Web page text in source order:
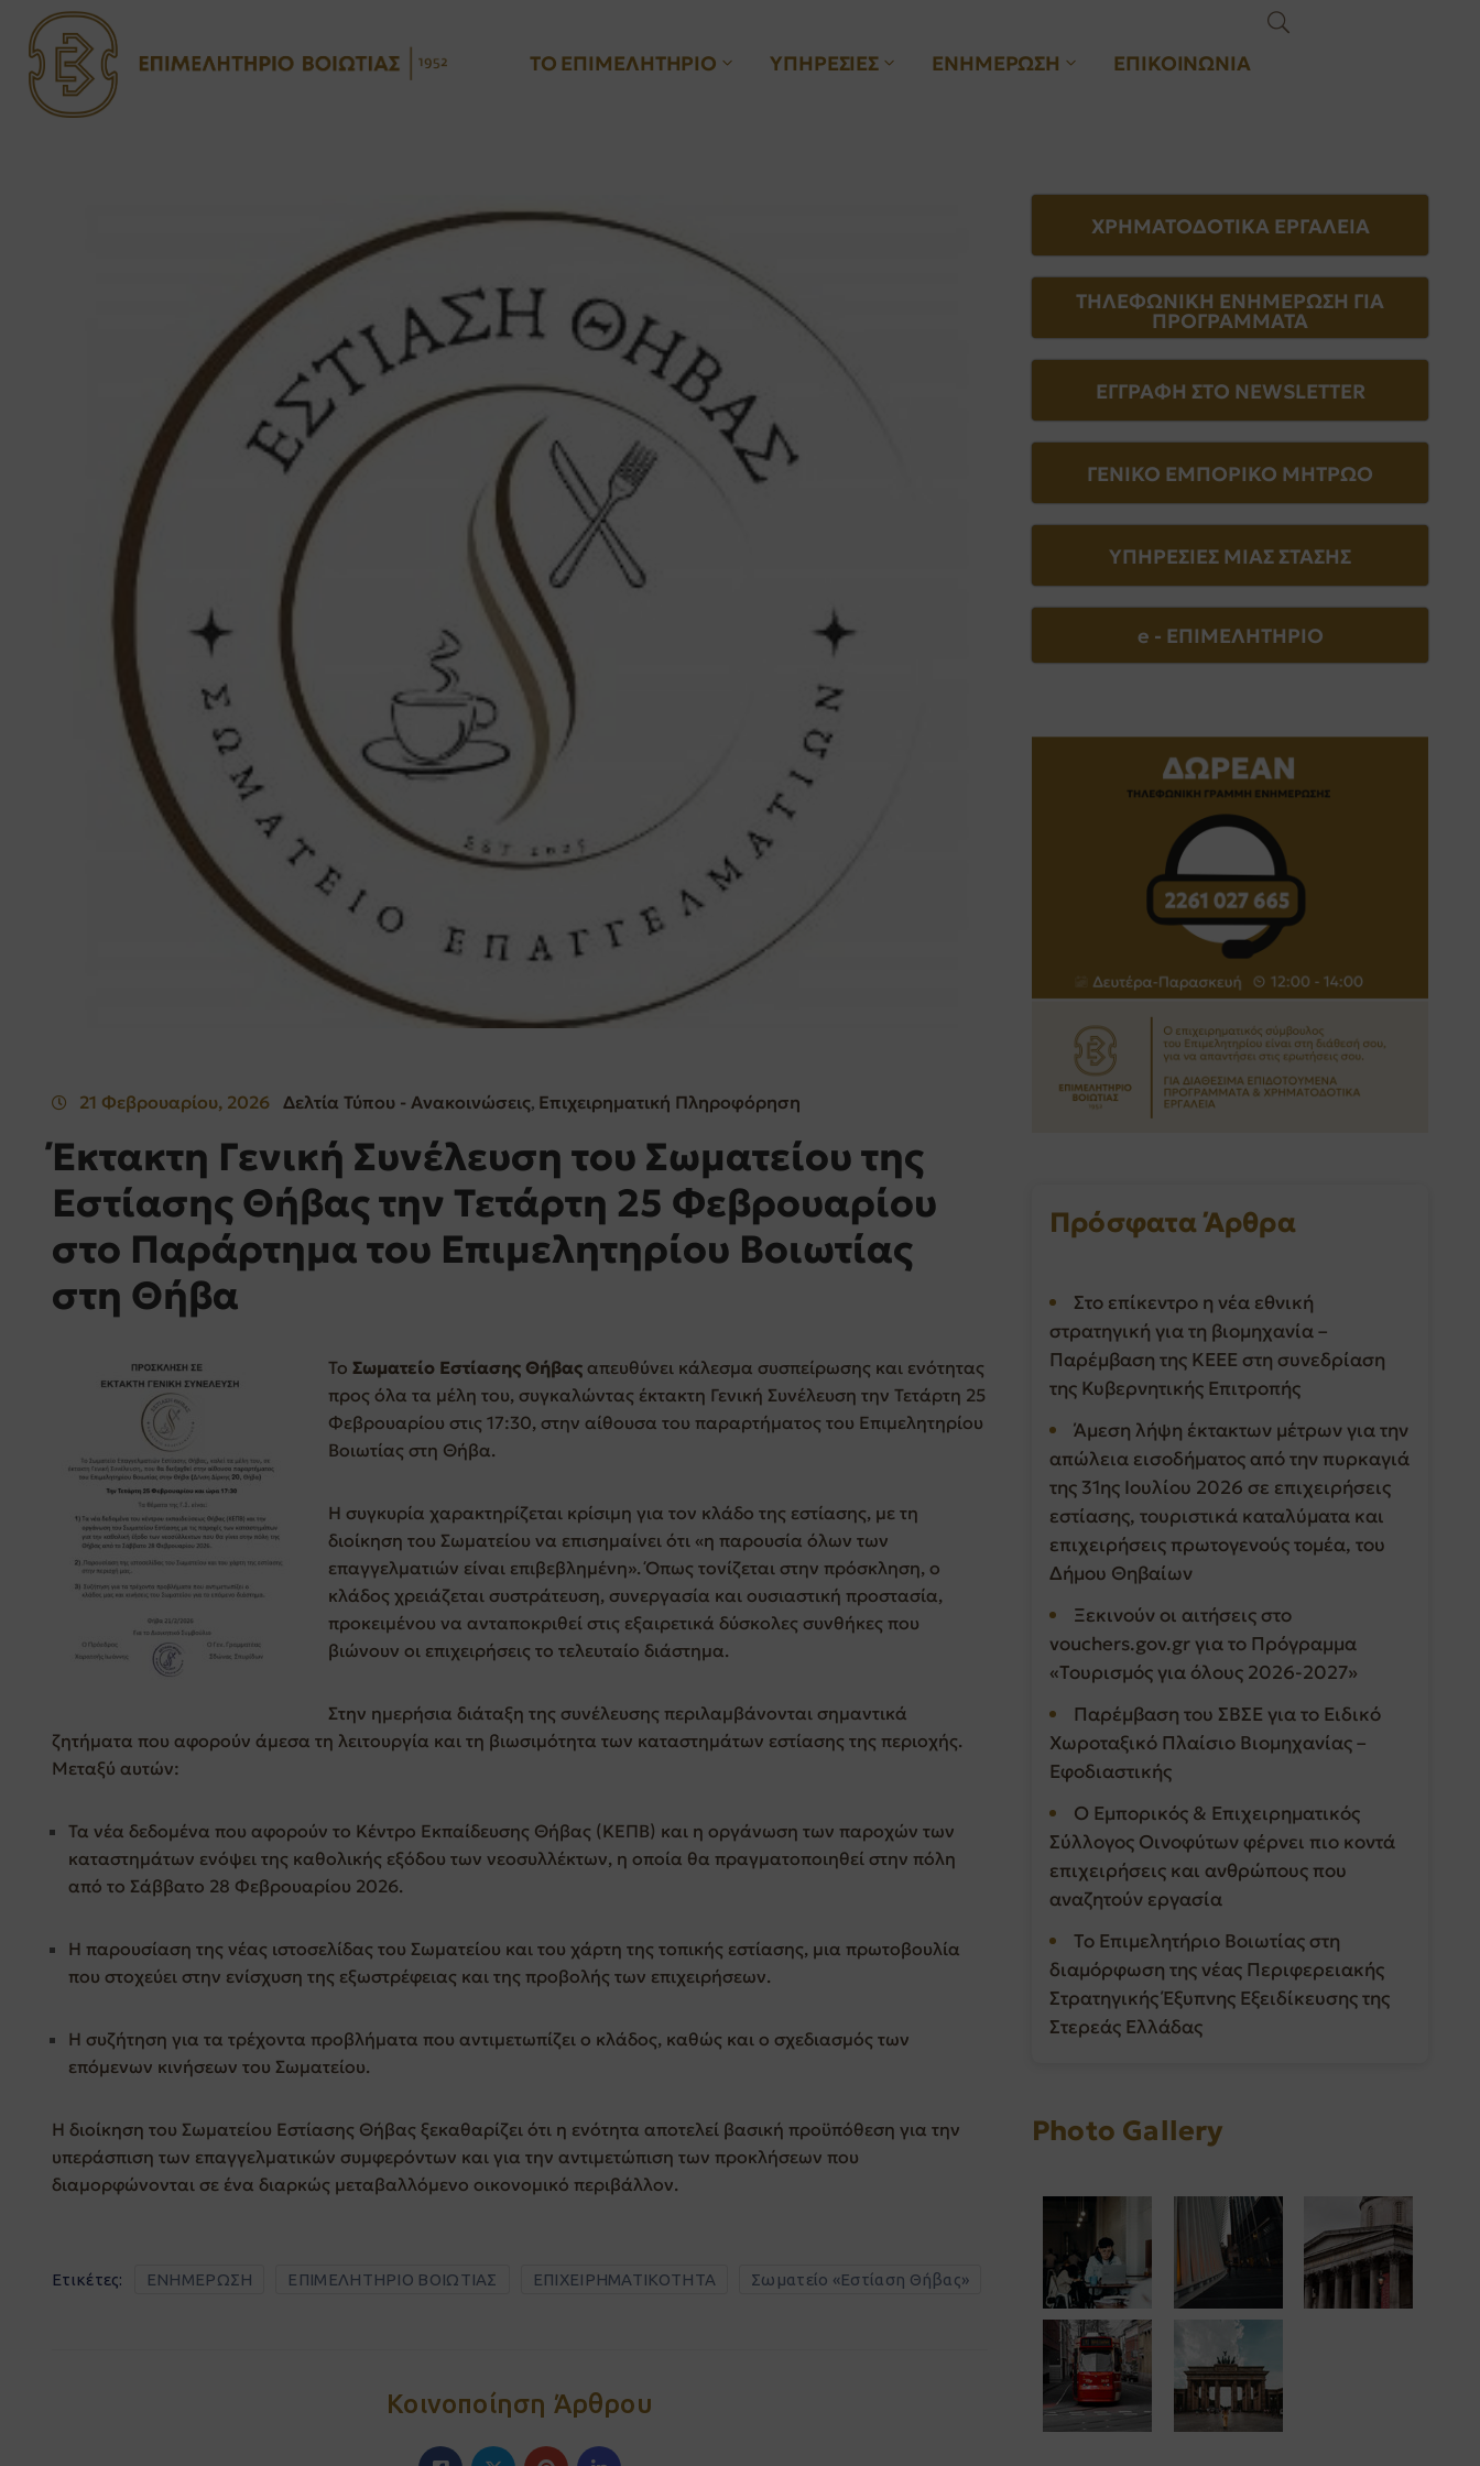
ΤΟ ΕΠΙΜΕΛΗΤΗΡΙΟ ΥΠΗΡΕΣΙΕΣ ΕΝΗΜΕΡΩΣΗ ΕΠΙΚΟΙΝΩΝΙΑ
21 Φεβρουαρίου, 2026 Δελτία Τύπου - Ανακοινώσεις‚ Επιχειρηματική Πληροφόρηση
Έκτακτη Γενική Συνέλευση του Σωματείου της
Εστίασης Θήβας την Τετάρτη 25 Φεβρουαρίου
στο Παράρτημα του Επιμελητηρίου Βοιωτίας
στη Θήβα
Το Σωματείο Εστίασης Θήβας απευθύνει κάλεσμα συσπείρωσης και ενότητας
προς όλα τα μέλη του, συγκαλώντας έκτακτη Γενική Συνέλευση την Τετάρτη 25
Φεβρουαρίου στις 17:30, στην αίθουσα του παραρτήματος του Επιμελητηρίου
Βοιωτίας στη Θήβα.
Η συγκυρία χαρακτηρίζεται κρίσιμη για τον κλάδο της εστίασης, με τη
διοίκηση του Σωματείου να επισημαίνει ότι «η παρουσία όλων των
επαγγελματιών είναι επιβεβλημένη». Όπως τονίζεται στην πρόσκληση, ο
κλάδος χρειάζεται συστράτευση, συνεργασία και ουσιαστική προστασία,
προκειμένου να ανταποκριθεί στις εξαιρετικά δύσκολες συνθήκες που
βιώνουν οι επιχειρήσεις το τελευταίο διάστημα.
Στην ημερήσια διάταξη της συνέλευσης περιλαμβάνονται σημαντικά
ζητήματα που αφορούν άμεσα τη λειτουργία και τη βιωσιμότητα των καταστημάτων εστίασης της περιοχής.
Μεταξύ αυτών:
Τα νέα δεδομένα που αφορούν το Κέντρο Εκπαίδευσης Θήβας (ΚΕΠΒ) και η οργάνωση των παροχών των
καταστημάτων ενόψει της καθολικής εξόδου των νεοσυλλέκτων, η οποία θα πραγματοποιηθεί στην πόλη
από το Σάββατο 28 Φεβρουαρίου 2026.
Η παρουσίαση της νέας ιστοσελίδας του Σωματείου και του χάρτη της τοπικής εστίασης, μια πρωτοβουλία
που στοχεύει στην ενίσχυση της εξωστρέφειας και της προβολής των επιχειρήσεων.
Η συζήτηση για τα τρέχοντα προβλήματα που αντιμετωπίζει ο κλάδος, καθώς και ο σχεδιασμός των
επόμενων κινήσεων του Σωματείου.
Η διοίκηση του Σωματείου Εστίασης Θήβας ξεκαθαρίζει ότι η ενότητα αποτελεί βασική προϋπόθεση για την
υπεράσπιση των επαγγελματικών συμφερόντων και για την αντιμετώπιση των προκλήσεων που
διαμορφώνονται σε ένα διαρκώς μεταβαλλόμενο οικονομικό περιβάλλον.
Ετικέτες: ΕΝΗΜΕΡΩΣΗ ΕΠΙΜΕΛΗΤΗΡΙΟ ΒΟΙΩΤΙΑΣ ΕΠΙΧΕΙΡΗΜΑΤΙΚΟΤΗΤΑ Σωματείο «Εστίαση Θήβας»
Κοινοποίηση Άρθρου
ΧΡΗΜΑΤΟΔΟΤΙΚΑ ΕΡΓΑΛΕΙΑ
ΤΗΛΕΦΩΝΙΚΗ ΕΝΗΜΕΡΩΣΗ ΓΙΑ
ΠΡΟΓΡΑΜΜΑΤΑ
ΕΓΓΡΑΦΗ ΣΤΟ NEWSLETTER
ΓΕΝΙΚΟ ΕΜΠΟΡΙΚΟ ΜΗΤΡΩΟ
ΥΠΗΡΕΣΙΕΣ ΜΙΑΣ ΣΤΑΣΗΣ
e - EΠΙΜΕΛΗΤΗΡΙΟ
Πρόσφατα Άρθρα
Στο επίκεντρο η νέα εθνική
στρατηγική για τη βιομηχανία –
Παρέμβαση της ΚΕΕΕ στη συνεδρίαση
της Κυβερνητικής Επιτροπής
Άμεση λήψη έκτακτων μέτρων για την
απώλεια εισοδήματος από την πυρκαγιά
της 31ης Ιουλίου 2026 σε επιχειρήσεις
εστίασης, τουριστικά καταλύματα και
επιχειρήσεις πρωτογενούς τομέα, του
Δήμου Θηβαίων
Ξεκινούν οι αιτήσεις στο
vouchers.gov.gr για το Πρόγραμμα
«Τουρισμός για όλους 2026-2027»
Παρέμβαση του ΣΒΣΕ για το Ειδικό
Χωροταξικό Πλαίσιο Βιομηχανίας –
Εφοδιαστικής
Ο Εμπορικός & Επιχειρηματικός
Σύλλογος Οινοφύτων φέρνει πιο κοντά
επιχειρήσεις και ανθρώπους που
αναζητούν εργασία
Το Επιμελητήριο Βοιωτίας στη
διαμόρφωση της νέας Περιφερειακής
Στρατηγικής Έξυπνης Εξειδίκευσης της
Στερεάς Ελλάδας
Photo Gallery